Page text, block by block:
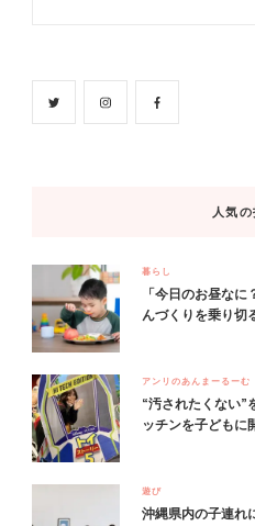
人気
暮らし
「今日のお昼な
んづくりを乗り切
アンリのあんまーるーむ
“汚されたくない”
ッチンを子どもに
遊び
沖縄県内の子連れ